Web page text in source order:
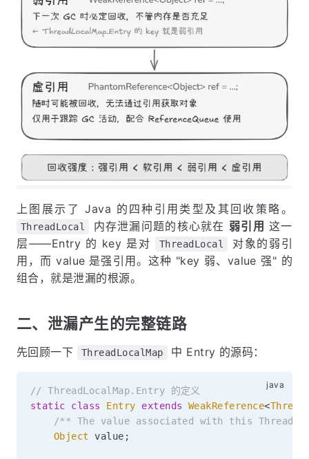
上图展示了 Java 的四种引用类型及其回收策略。
ThreadLocal 内存泄漏问题的核心就在 弱引用 这一
层——Entry 的 key 是对
ThreadLocal
对象的弱引
用，而 value 是强引用。这种 "key 弱、value 强" 的
组合，就是泄漏的根源。
二、泄漏产生的完整链路
先回顾一下 ThreadLocalMap 中 Entry 的源码：
// ThreadLocalMap.Entry 的定义
static
class Entry extends WeakReference<
/** The value associated with this
Object
value ;